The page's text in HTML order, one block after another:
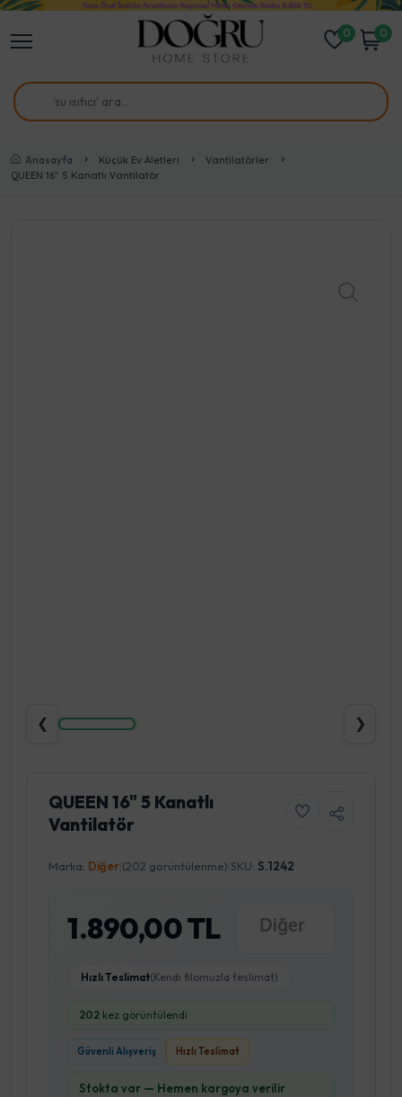
0 0
Anasayfa Küçük Ev Aletleri
Vantilatörler
QUEEN 16" 5 Kanatlı Vantilatör
❮ ❯
QUEEN 16" 5 Kanatlı
Vantilatör
Marka: Diğer (202 görüntülenme) SKU: S.1242
1.890,00 TL
Hızlı Teslimat(Kendi filomuzla teslimat)
202 kez görüntülendi
Güvenli Alışveriş Hızlı Teslimat
Stokta var — Hemen kargoya verilir